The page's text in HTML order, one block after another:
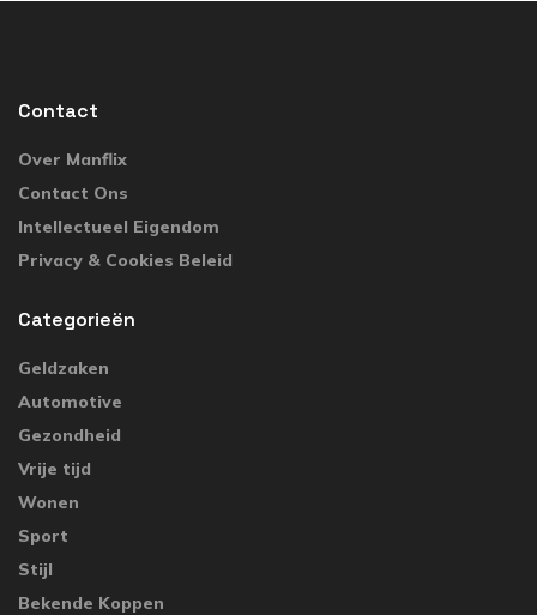
Contact
Over Manflix
Contact Ons
Intellectueel Eigendom
Privacy & Cookies Beleid
Categorieën
Geldzaken
Automotive
Gezondheid
Vrije tijd
Wonen
Sport
Stijl
Bekende Koppen